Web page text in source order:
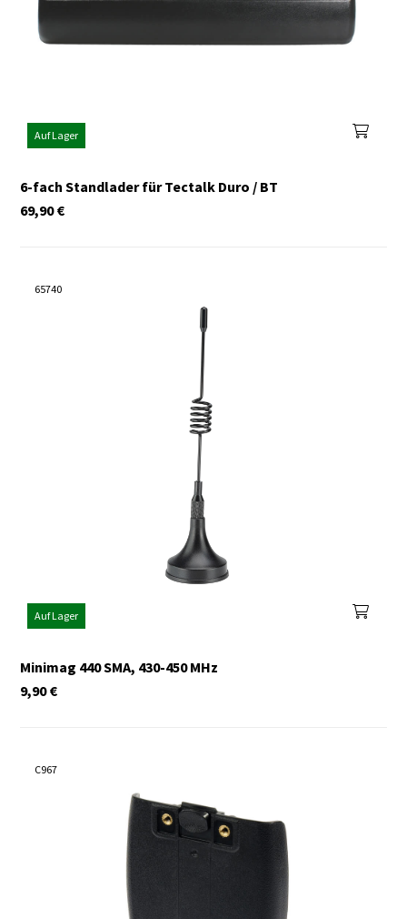
Auf Lager
6-fach Standlader für Tectalk Duro / BT
€
69,90
65740
Auf Lager
Minimag 440 SMA, 430-450 MHz
€
9,90
C967